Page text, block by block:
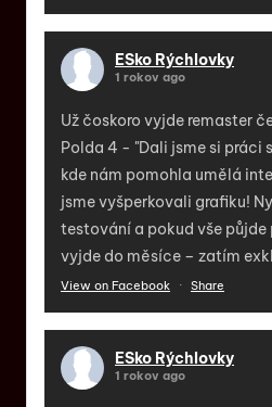
ESko Rýchlovky
1 rokov ago
Už čoskoro vyjde remaster
Polda 4 - "Dali jsme si práci
kde nám pomohla umělá
jsme vyšperkovali grafiku!
testování a pokud vše
vyjde do měsíce – zatím
View on Facebook · Share
ESko Rýchlovky
1 rokov ago